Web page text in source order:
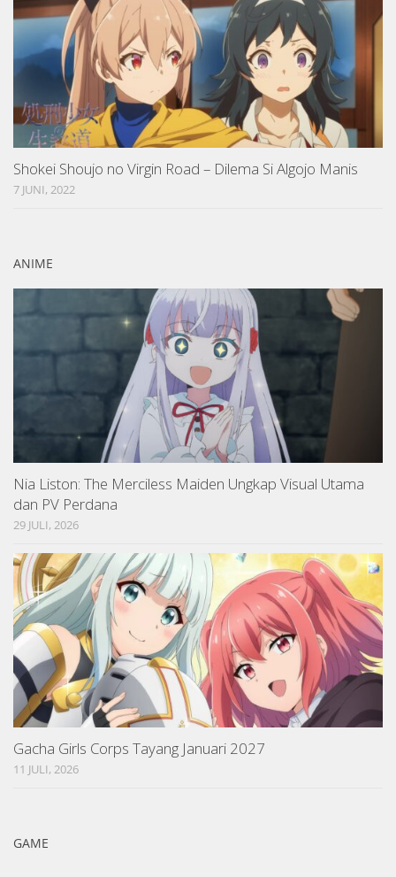
Shokei Shoujo no Virgin Road – Dilema Si Algojo Manis
7 JUNI, 2022
ANIME
Nia Liston: The Merciless Maiden Ungkap Visual Utama
dan PV Perdana
29 JULI, 2026
Gacha Girls Corps Tayang Januari 2027
11 JULI, 2026
GAME